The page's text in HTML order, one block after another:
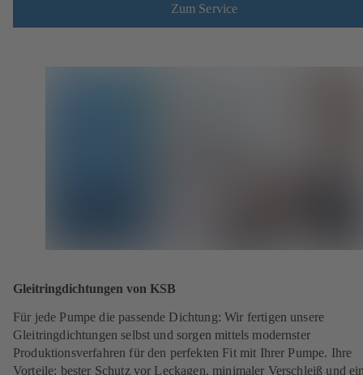
Zum Service
Gleitringdichtungen von KSB
Für jede Pumpe die passende Dichtung: Wir fertigen unsere
Gleitringdichtungen selbst und sorgen mittels modernster
Produktionsverfahren für den perfekten Fit mit Ihrer Pumpe. Ihre
Vorteile: bester Schutz vor Leckagen, minimaler Verschleiß und